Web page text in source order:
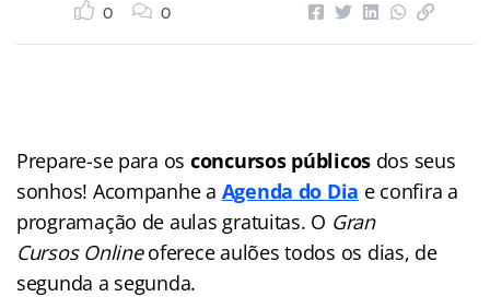
0 0
Prepare-se para os concursos públicos dos seus
sonhos! Acompanhe a Agenda do Dia e confira a
programação de aulas gratuitas. O Gran
Cursos Onlineoferece aulões todos os dias, de
segunda a segunda.